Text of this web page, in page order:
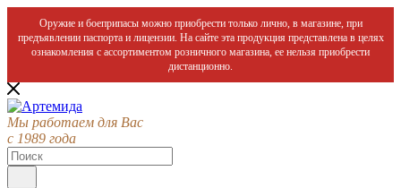
Оружие и боеприпасы можно приобрести только лично, в магазине, при
предъявлении паспорта и лицензии. На сайте эта продукция представлена в целях
ознакомления с ассортиментом розничного магазина, ее нельзя приобрести
дистанционно.
Мы работаем для Вас
с 1989 года